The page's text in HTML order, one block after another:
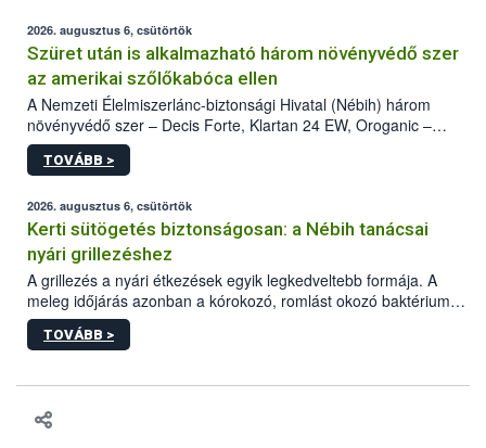
2026. augusztus 6, csütörtök
Szüret után is alkalmazható három növényvédő szer
az amerikai szőlőkabóca ellen
A Nemzeti Élelmiszerlánc-biztonsági Hivatal (Nébih) három
növényvédő szer – Decis Forte, Klartan 24 EW, Oroganic –
engedélyokiratát módosította, így azok a szüretet követően,
egészen a vesszőérettség (BBCH 91) stádiumáig
érésű szőlőkben is legyen lehetőség a károsító elleni további
védekezésre. Az Oroganic készítmény kis kiszerelésben kiskerti
felhasználók számára is elérhető és ökológiai termesztésben is
engedélyezett.
TOVÁBB >
2026. augusztus 6, csütörtök
Kerti sütögetés biztonságosan: a Nébih tanácsai
nyári grillezéshez
A grillezés a nyári étkezések egyik legkedveltebb formája. A
meleg időjárás azonban a kórokozó, romlást okozó baktériumok
gyorsabb szaporodásának is kedvez. A szabadtéri sütögetés
ezért nem csupán a megfelelő sütési technikáról szól: legalább
higiéniai szabályok betartása, a megfelelő hőkezelés, valamint a
biztonsági Hivatal (Nébih) Oktatási Programja összegyűjtötte a
TOVÁBB >